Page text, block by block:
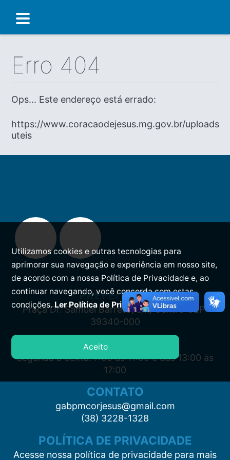
Erro 404
Ops... Este endereço está errado:
https://www.coracaodejesus.mg.gov.br/uploads/
uteis
PREFEITURA
Praça Dr. Samuel Barreto, s/n, Centro CEP:
39340-000
ATENDIMENTO
Segunda à Sexta: 7:00 às 11:00 e das 13:00 às
17:00
CONTATO
gabpmcorjesus@gmail.com
(38) 3228-1328
POLÍTICA DE PRIVACIDADE
Acesse nossa política de privacidade para mais
Utilizamos cookies e outras tecnologias para
aprimorar sua navegação e experiência em nosso site,
de acordo com a nossa Política de Privacidade e, ao
continuar navegando, você concorda com estas
condições.Ler Política de Privacidade.
Aceito